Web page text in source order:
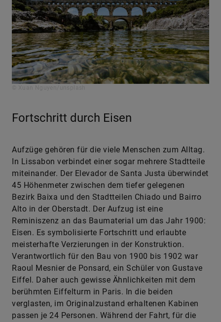
Fortschritt durch Eisen
Aufzüge gehören für die viele Menschen zum Alltag.
In Lissabon verbindet einer sogar mehrere Stadtteile
miteinander. Der Elevador de Santa Justa überwindet
45 Höhenmeter zwischen dem tiefer gelegenen
Bezirk Baixa und den Stadtteilen Chiado und Bairro
Alto in der Oberstadt. Der Aufzug ist eine
Reminiszenz an das Baumaterial um das Jahr 1900:
Eisen. Es symbolisierte Fortschritt und erlaubte
meisterhafte Verzierungen in der Konstruktion.
Verantwortlich für den Bau von 1900 bis 1902 war
Raoul Mesnier de Ponsard, ein Schüler von Gustave
Eiffel. Daher auch gewisse Ähnlichkeiten mit dem
berühmten Eiffelturm in Paris. In die beiden
verglasten, im Originalzustand erhaltenen Kabinen
passen je 24 Personen. Während der Fahrt, für die